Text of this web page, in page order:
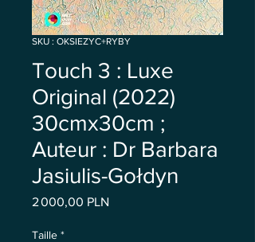
SKU : OKSIEZYC+RYBY
Touch 3 : Luxe
Original (2022)
30cmx30cm ;
Auteur : Dr Barbara
Jasiulis-Gołdyn
2 000,00 PLN
Taille *